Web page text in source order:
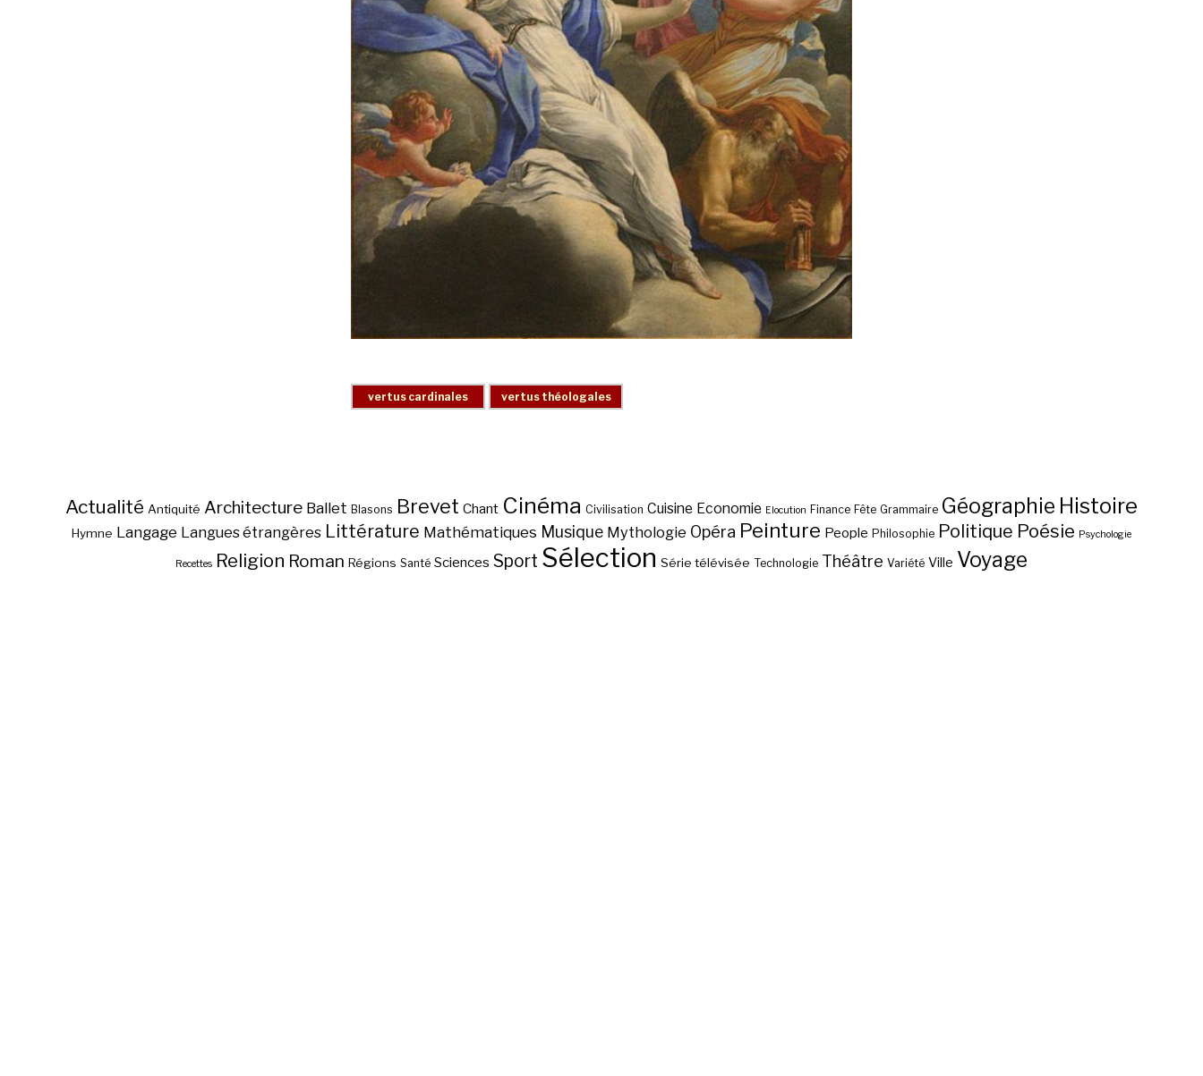
Actualité Antiquité Architecture Ballet Blasons Brevet Chant Cinéma Civilisation Cuisine Economie Elocution Finance Fête Grammaire Géographie Histoire
Hymne Langage Langues étrangères Littérature Mathématiques Musique Mythologie Opéra Peinture People Philosophie Politique Poésie Psychologie
Recettes Religion Roman Régions Santé Sciences Sport Sélection Série télévisée Technologie Théâtre Variété Ville Voyage